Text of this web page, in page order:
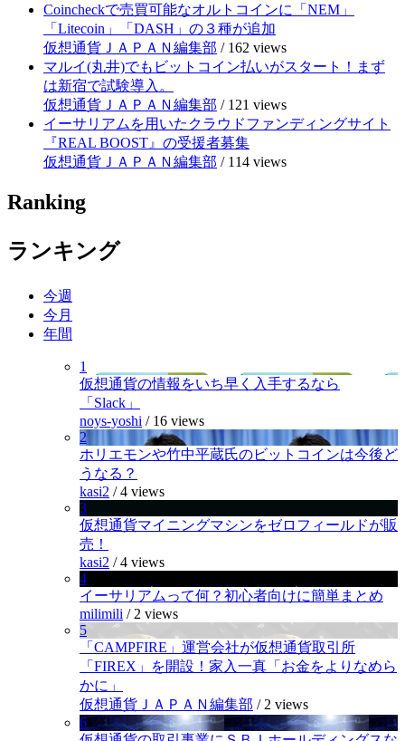
Coincheckで売買可能なオルトコインに「NEM」
「Litecoin」「DASH」の３種が追加
仮想通貨ＪＡＰＡＮ編集部 / 162 views
マルイ(丸井)でもビットコイン払いがスタート！まず
は新宿で試験導入。
仮想通貨ＪＡＰＡＮ編集部 / 121 views
イーサリアムを用いたクラウドファンディングサイト
『REAL BOOST』の受援者募集
仮想通貨ＪＡＰＡＮ編集部 / 114 views
Ranking
ランキング
今週
今月
年間
1
仮想通貨の情報をいち早く入手するなら
「Slack」
noys-yoshi / 16 views
2
ホリエモンや竹中平蔵氏のビットコインは今後ど
うなる？
kasi2 /4 views
3
仮想通貨マイニングマシンをゼロフィールドが販
売！
kasi2 /4 views
4
イーサリアムって何？初心者向けに簡単まとめ
milimili / 2 views
5
「CAMPFIRE」運営会社が仮想通貨取引所
「FIREX」を開設！家入一真「お金をよりなめら
かに」
仮想通貨ＪＡＰＡＮ編集部 / 2 views
6